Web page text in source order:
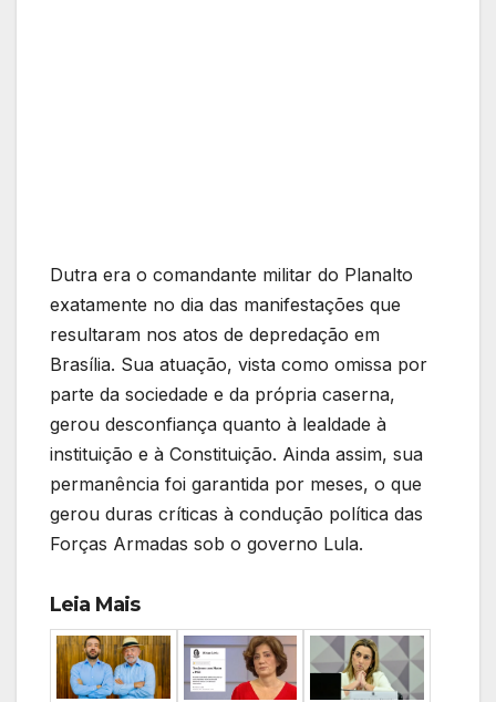
Dutra era o comandante militar do Planalto
exatamente no dia das manifestações que
resultaram nos atos de depredação em
Brasília. Sua atuação, vista como omissa por
parte da sociedade e da própria caserna,
gerou desconfiança quanto à lealdade à
instituição e à Constituição. Ainda assim, sua
permanência foi garantida por meses, o que
gerou duras críticas à condução política das
Forças Armadas sob o governo Lula.
Leia Mais